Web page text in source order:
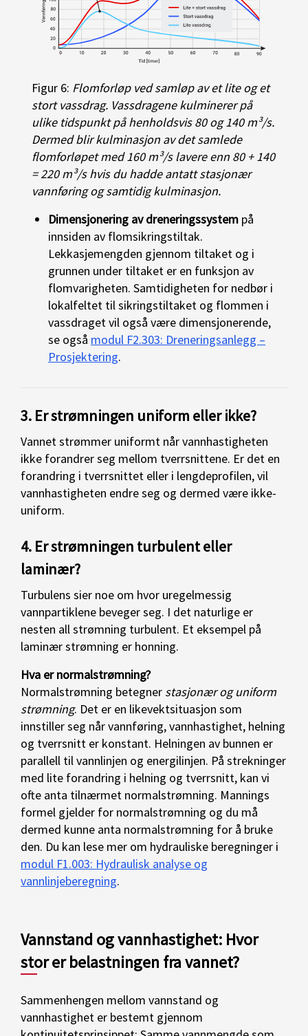
Figur 6: Flomforløp ved samløp av et lite og et
stort vassdrag. Vassdragene kulminerer på
ulike tidspunkt på henholdsvis 80 og 140 m³/s.
Dermed blir kulminasjon av det samlede
flomforløpet med 160 m³/s lavere enn 80 + 140
= 220 m³/s hvis du hadde antatt stasjonær
vannføring og samtidig kulminasjon.
Dimensjonering av dreneringssystem på
innsiden av flomsikringstiltak.
Lekkasjemengden gjennom tiltaket og i
grunnen under tiltaket er en funksjon av
flomvarigheten. Samtidigheten for nedbør i
lokalfeltet til sikringstiltaket og flommen i
vassdraget vil også være dimensjonerende,
se også modul F2.303: Dreneringsanlegg –
Prosjektering.
3. Er strømningen uniform eller ikke?
Vannet strømmer uniformt når vannhastigheten
ikke forandrer seg mellom tverrsnittene. Er det en
forandring i tverrsnittet eller i lengdeprofilen, vil
vannhastigheten endre seg og dermed være ikke-
uniform.
4. Er strømningen turbulent eller
laminær?
Turbulens sier noe om hvor uregelmessig
vannpartiklene beveger seg. I det naturlige er
nesten all strømning turbulent. Et eksempel på
laminær strømning er honning.
Hva er normalstrømning?
Normalstrømning betegner stasjonær og uniform
strømning. Det er en likevektsituasjon som
innstiller seg når vannføring, vannhastighet, helning
og tverrsnitt er konstant. Helningen av bunnen er
parallell til vannlinjen og energilinjen. På strekninger
med lite forandring i helning og tverrsnitt, kan vi
ofte anta tilnærmet normalstrømning. Mannings
formel gjelder for normalstrømning og du må
dermed kunne anta normalstrømning for å bruke
den. Du kan lese mer om hydrauliske beregninger i
modul F1.003: Hydraulisk analyse og
vannlinjeberegning.
Vannstand og vannhastighet: Hvor
stor er belastningen fra vannet?
Sammenhengen mellom vannstand og
vannhastighet er bestemt gjennom